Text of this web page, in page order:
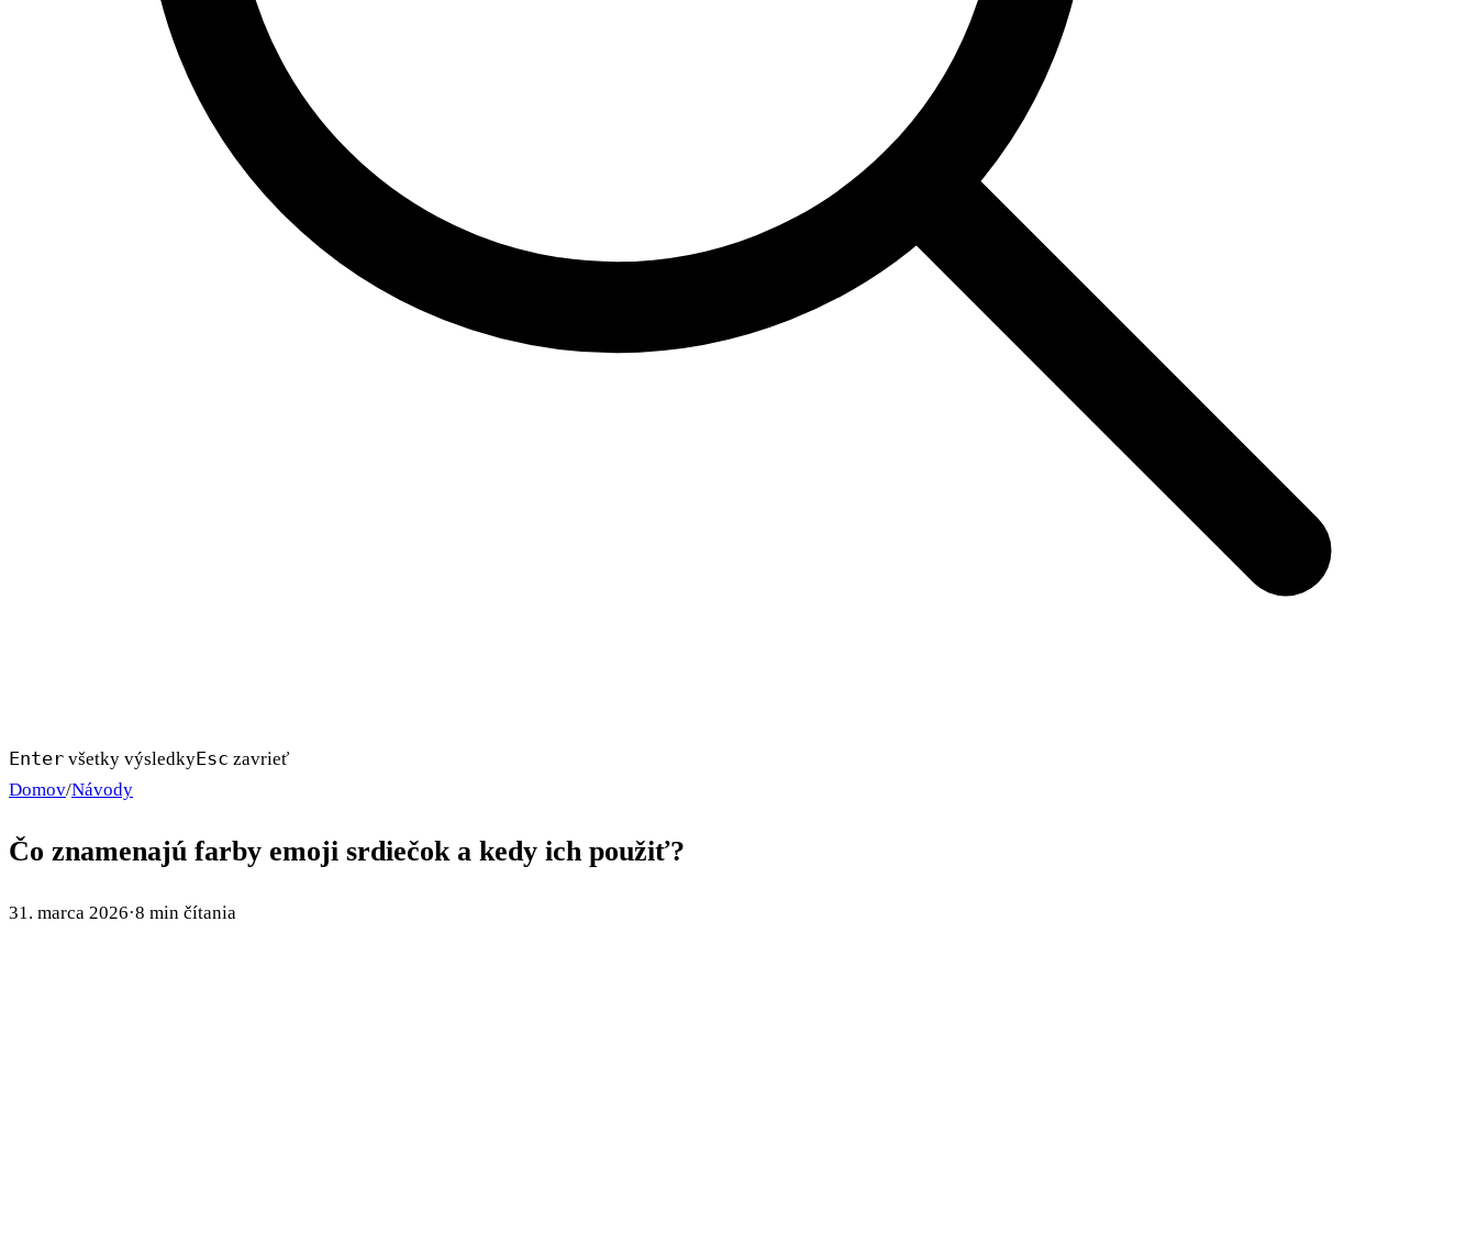
Enter všetky výsledkyEsc zavrieť
Domov/Návody
Čo znamenajú farby emoji srdiečok a kedy ich použiť?
31. marca 2026·8 min čítania